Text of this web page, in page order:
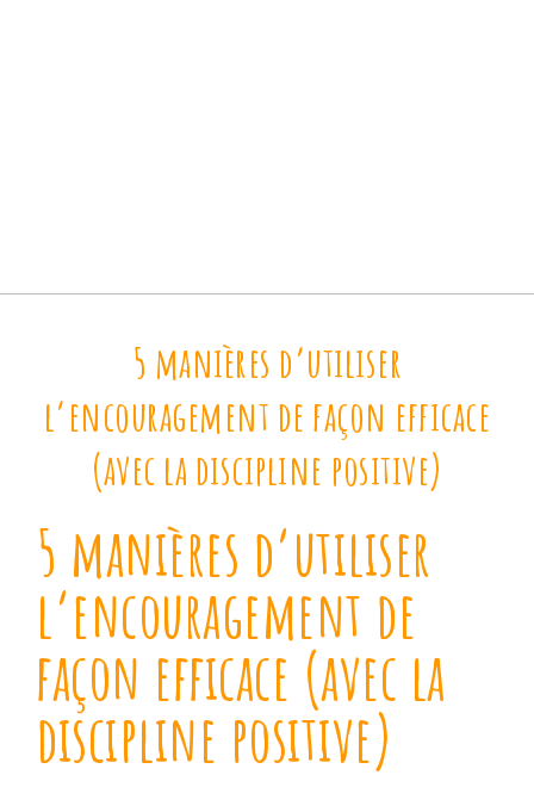
5 manières d’utiliser
l’encouragement de façon efficace
(avec la discipline positive)
5 manières d’utiliser
l’encouragement de
façon efficace (avec la
discipline positive)